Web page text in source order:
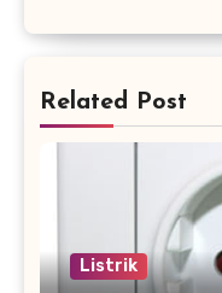
Related Post
Listrik